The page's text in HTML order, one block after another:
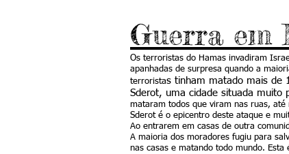
Guerra em
Os terroristas do Hamas invadiram
apanhadas de surpresa quando a
terroristas tinham matado mais de
Sderot, uma cidade situada muito
mataram todos que viram nas ruas,
Sderot é o epicentro deste ataque e
Ao entrarem em casas de outra
A maioria dos moradores fugiu para
nas casas e matando todo mundo.